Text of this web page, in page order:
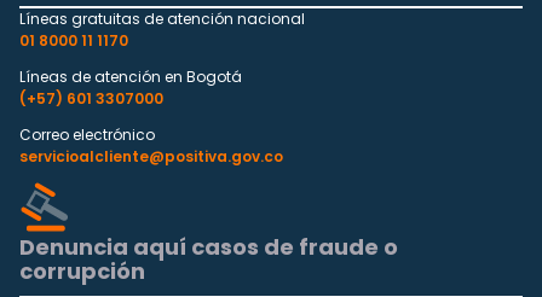
Líneas gratuitas de atención nacional
01 8000 11 1170
Líneas de atención en Bogotá
(+57) 601 3307000
Correo electrónico
servicioalcliente@positiva.gov.co
Denuncia aquí casos de fraude o
corrupción